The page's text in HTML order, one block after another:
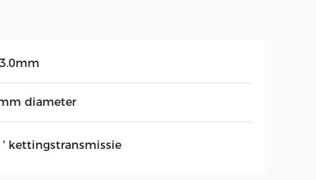
diameter
' kettingstransmissie